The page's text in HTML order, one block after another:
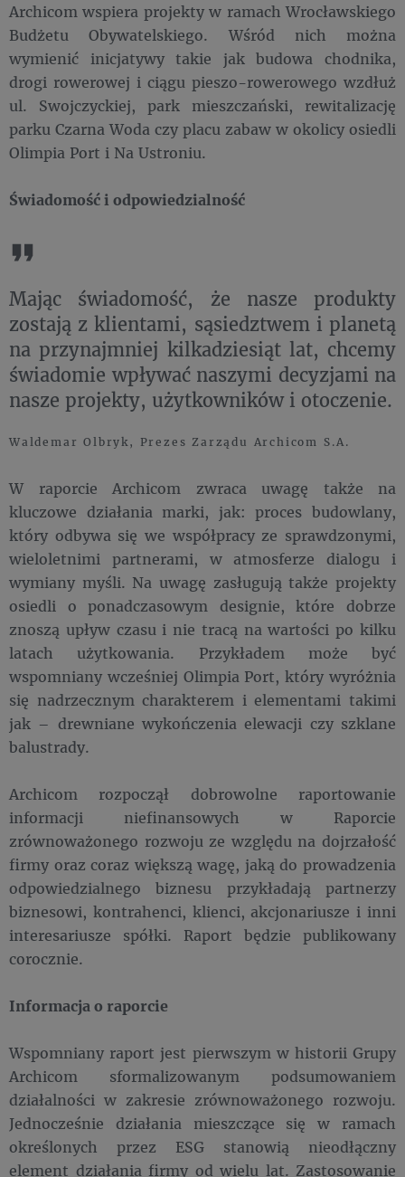
Archicom wspiera projekty w ramach Wrocławskiego
Budżetu Obywatelskiego. Wśród nich można
wymienić inicjatywy takie jak budowa chodnika,
drogi rowerowej i ciągu pieszo-rowerowego wzdłuż
ul. Swojczyckiej, park mieszczański, rewitalizację
parku Czarna Woda czy placu zabaw w okolicy osiedli
Olimpia Port i Na Ustroniu.
Świadomość i odpowiedzialność
Mając świadomość, że nasze produkty
zostają z klientami, sąsiedztwem i planetą
na przynajmniej kilkadziesiąt lat, chcemy
świadomie wpływać naszymi decyzjami na
nasze projekty, użytkowników i otoczenie.
Waldemar Olbryk, Prezes Zarządu Archicom S.A.
W raporcie Archicom zwraca uwagę także na
kluczowe działania marki, jak: proces budowlany,
który odbywa się we współpracy ze sprawdzonymi,
wieloletnimi partnerami, w atmosferze dialogu i
wymiany myśli. Na uwagę zasługują także projekty
osiedli o ponadczasowym designie, które dobrze
znoszą upływ czasu i nie tracą na wartości po kilku
latach użytkowania. Przykładem może być
wspomniany wcześniej Olimpia Port, który wyróżnia
się nadrzecznym charakterem i elementami takimi
jak – drewniane wykończenia elewacji czy szklane
balustrady.
Archicom rozpoczął dobrowolne raportowanie
informacji niefinansowych w Raporcie
zrównoważonego rozwoju ze względu na dojrzałość
firmy oraz coraz większą wagę, jaką do prowadzenia
odpowiedzialnego biznesu przykładają partnerzy
biznesowi, kontrahenci, klienci, akcjonariusze i inni
interesariusze spółki. Raport będzie publikowany
corocznie.
Informacja o raporcie
Wspomniany raport jest pierwszym w historii Grupy
Archicom sformalizowanym podsumowaniem
działalności w zakresie zrównoważonego rozwoju.
Jednocześnie działania mieszczące się w ramach
określonych przez ESG stanowią nieodłączny
element działania firmy od wielu lat. Zastosowanie